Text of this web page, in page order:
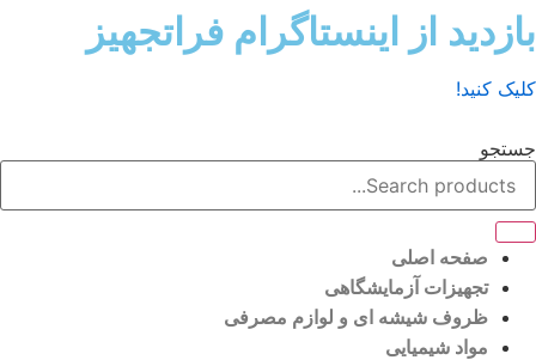
از اینستاگرام فراتجهیز
کنید!
صفحه اصلی
تجهیزات آزمایشگاهی
ظروف شیشه ای و لوازم مصرفی
مواد شیمیایی